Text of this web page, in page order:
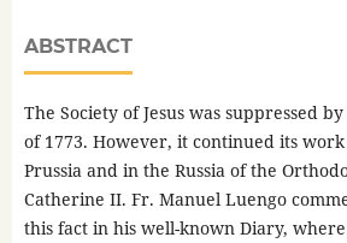
ABSTRACT
The Society of Jesus was suppressed
of 1773. However, it continued its
Prussia and in the Russia of the
Catherine II. Fr. Manuel Luengo
this fact in his well-known Diary,